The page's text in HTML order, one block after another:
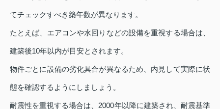
てチェックすべき築年数が異なります。
たとえば、エアコンや水回りなどの設備を重視する場合は、
建築後10年以内が目安とされます。
物件ごとに設備の劣化具合が異なるため、内見して実際に状
態を確認するようにしましょう。
耐震性を重視する場合は、2000年以降に建築され、耐震基準